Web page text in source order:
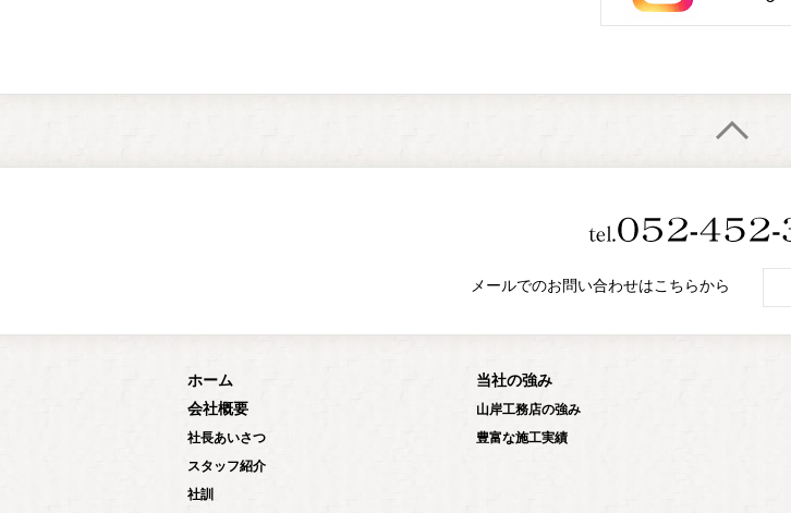
メールでのお問い合わせはこちらから
ホーム
会社概要
社長あいさつ
スタッフ紹介
社訓
当社の強み
山岸工務店の強み
豊富な施工実績